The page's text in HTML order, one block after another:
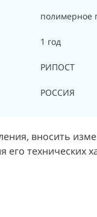
полимерное
1 год
РИПОСТ
РОССИЯ
вносить
технических